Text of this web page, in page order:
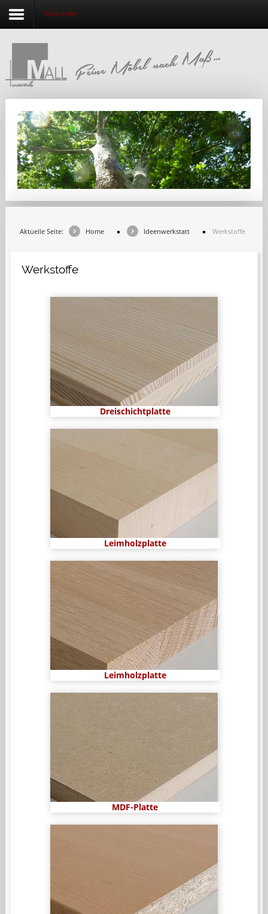
Home
Unternehmen
Beratung
Schreinereiprodukte
Designmöbel
Ideenwerkstatt
Werkstoffe
Aktuelle Seite: Home Ideenwerkstatt Werkstoffe
Werkstoffe
Dreischichtplatte
Leimholzplatte
Leimholzplatte
MDF-Platte